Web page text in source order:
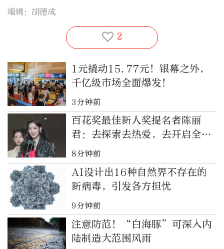
编辑：胡德成
2
1元撬动15.77元！银幕之外，
千亿级市场全面爆发！
3分钟前
百花奖最佳新人奖提名者陈丽
君：去探索去热爱，去开启全新
的世界
8分钟前
AI设计出16种自然界不存在的
新病毒，引发各方担忧
9分钟前
注意防范！“白海豚”可深入内
陆制造大范围风雨